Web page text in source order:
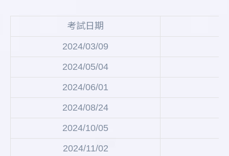
考試日期
2024/03/09
2024/05/04
2024/06/01
2024/08/24
2024/10/05
2024/11/02